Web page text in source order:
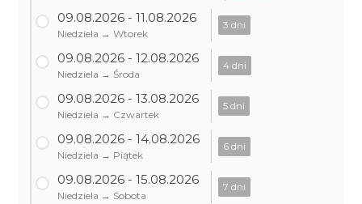
09.08.2026 - 11.08.2026
Niedziela → Wtorek
3 dni
09.08.2026 - 12.08.2026
Niedziela → Środa
4 dni
09.08.2026 - 13.08.2026
Niedziela → Czwartek
5 dni
09.08.2026 - 14.08.2026
Niedziela → Piątek
6 dni
09.08.2026 - 15.08.2026
Niedziela → Sobota
7 dni